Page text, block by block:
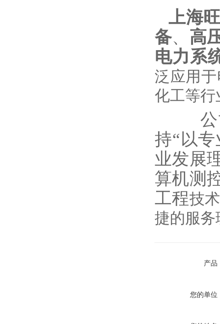
上海
备、 高
电力系
泛应用
化工等行
公
持“以
业发展
算机测
工程技
捷的服
产品
您的单位